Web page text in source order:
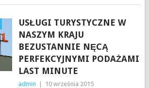
USŁUGI TURYSTYCZNE W
NASZYM KRAJU
BEZUSTANNIE NĘCĄ
PERFEKCYJNYMI PODAŻAMI
LAST MINUTE
admin 10 września 2015